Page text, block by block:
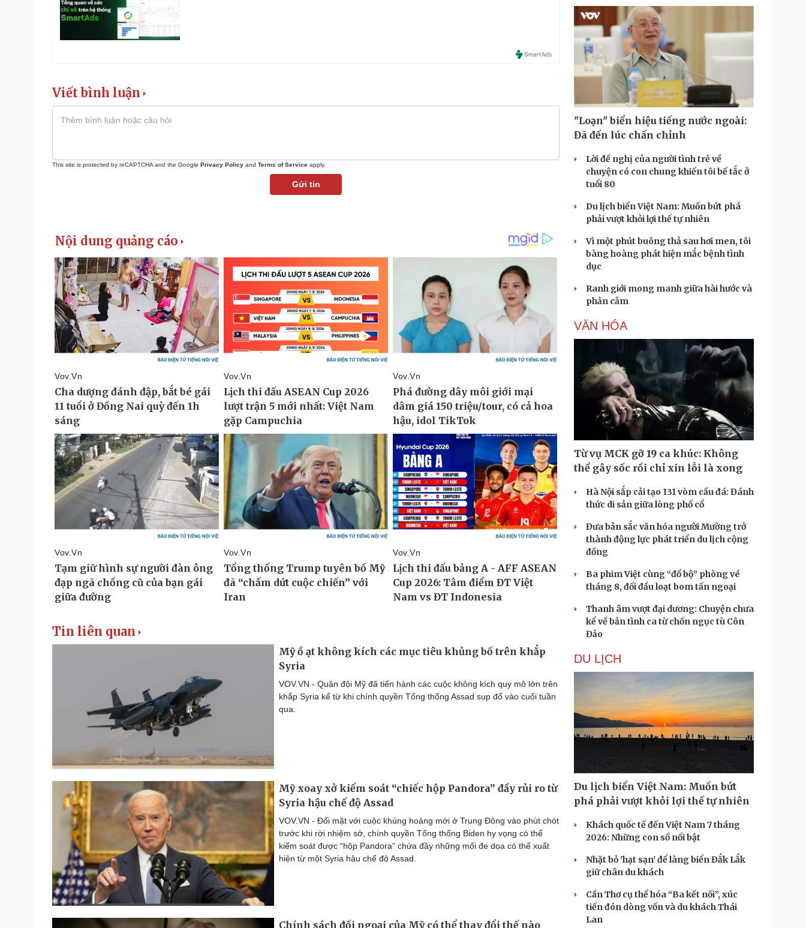
Viết bình luận
This site is protected by reCAPTCHA and the Google Privacy Policy and Terms of Service apply.
Gửi tin
Tin liên quan
Mỹ ồ ạt không kích các mục tiêu khủng bố trên khắp
Syria
VOV.VN - Quân đội Mỹ đã tiến hành các cuộc không kích quy mô lớn trên
khắp Syria kể từ khi chính quyền Tổng thống Assad sụp đổ vào cuối tuần
qua.
Mỹ xoay xở kiểm soát “chiếc hộp Pandora” đầy rủi ro từ
Syria hậu chế độ Assad
VOV.VN - Đối mặt với cuộc khủng hoảng mới ở Trung Đông vào phút chót
trước khi rời nhiệm sở, chính quyền Tổng thống Biden hy vọng có thể
kiểm soát được “hộp Pandora” chứa đầy những mối đe dọa có thể xuất
hiện từ một Syria hậu chế độ Assad.
Chính sách đối ngoại của Mỹ có thể thay đổi thế nào
"Loạn" biển hiệu tiếng nước ngoài:
Đã đến lúc chấn chỉnh
Lời đề nghị của người tình trẻ về
chuyện có con chung khiến tôi bế tắc ở
tuổi 80
Du lịch biển Việt Nam: Muốn bứt phá
phải vượt khỏi lợi thế tự nhiên
Vì một phút buông thả sau hơi men, tôi
bàng hoàng phát hiện mắc bệnh tình
dục
Ranh giới mong manh giữa hài hước và
phản cảm
VĂN HÓA
Từ vụ MCK gỡ 19 ca khúc: Không
thể gây sốc rồi chỉ xin lỗi là xong
Hà Nội sắp cải tạo 131 vòm cầu đá: Đánh
thức di sản giữa lòng phố cổ
Đưa bản sắc văn hóa người Mường trở
thành động lực phát triển du lịch cộng
đồng
Ba phim Việt cùng “đổ bộ” phòng vé
tháng 8, đối đầu loạt bom tấn ngoại
Thanh âm vượt đại dương: Chuyện chưa
kể về bản tình ca từ chốn ngục tù Côn
Đảo
DU LỊCH
Du lịch biển Việt Nam: Muốn bứt
phá phải vượt khỏi lợi thế tự nhiên
Khách quốc tế đến Việt Nam 7 tháng
2026: Những con số nổi bật
Nhặt bỏ 'hạt sạn' để làng biển Đắk Lắk
giữ chân du khách
Cần Thơ cụ thể hóa “Ba kết nối”, xúc
tiến đón dòng vốn và du khách Thái
Lan